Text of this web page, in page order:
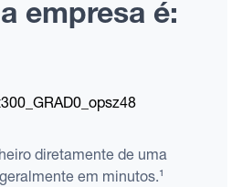
empresa é:
diretamente de uma
em minutos.¹